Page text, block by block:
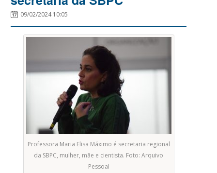
09/02/2024 10:05
Professora Maria Elisa Máximo é secretaria regional
da SBPC, mulher, mãe e cientista. Foto: Arquivo
Pessoal